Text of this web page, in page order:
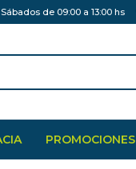
PROMOCIONES
de 09:00 a 13:00 hs